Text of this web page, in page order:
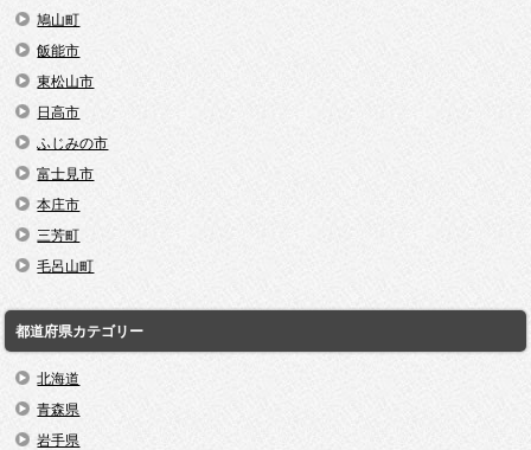
鳩山町
飯能市
東松山市
日高市
ふじみの市
富士見市
本庄市
三芳町
毛呂山町
都道府県カテゴリー
北海道
青森県
岩手県